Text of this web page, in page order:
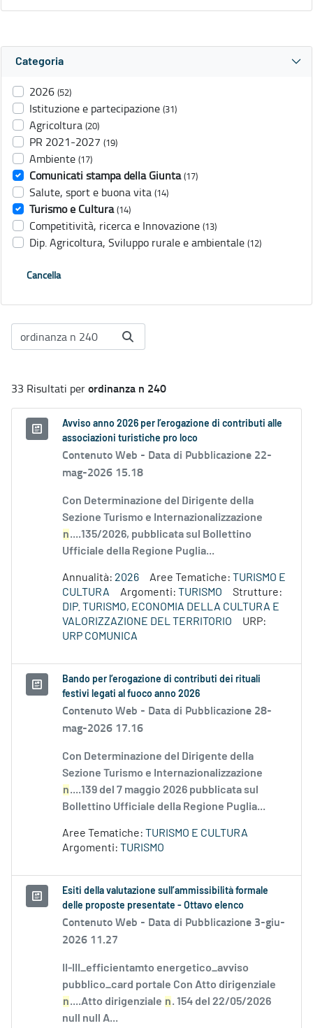
Categoria
2026 (52)
Istituzione e partecipazione (31)
Agricoltura (20)
PR 2021-2027 (19)
Ambiente (17)
Comunicati stampa della Giunta (17)
Salute, sport e buona vita (14)
Turismo e Cultura (14)
Competitività, ricerca e Innovazione (13)
Dip. Agricoltura, Sviluppo rurale e ambientale (12)
Cancella
33 Risultati perordinanza n 240
Avviso anno 2026 per l’erogazione di contributi alle
associazioni turistiche pro loco
Contenuto Web - Data di Pubblicazione 22-
mag-2026 15.18
Con Determinazione del Dirigente della
Sezione Turismo e Internazionalizzazione
n....135/2026, pubblicata sul Bollettino
Ufficiale della Regione Puglia...
Annualità: 2026 Aree Tematiche: TURISMO E
CULTURA
Argomenti: TURISMO
Strutture:
DIP. TURISMO, ECONOMIA DELLA CULTURA E
VALORIZZAZIONE DEL TERRITORIO
URP:
URP COMUNICA
Bando per l’erogazione di contributi dei rituali
festivi legati al fuoco anno 2026
Contenuto Web - Data di Pubblicazione 28-
mag-2026 17.16
Con Determinazione del Dirigente della
Sezione Turismo e Internazionalizzazione
n....139 del 7 maggio 2026 pubblicata sul
Bollettino Ufficiale della Regione Puglia...
Aree Tematiche: TURISMO E CULTURA
Argomenti: TURISMO
Esiti della valutazione sull’ammissibilità formale
delle proposte presentate - Ottavo elenco
Contenuto Web - Data di Pubblicazione 3-giu-
2026 11.27
II-III_efficientamto energetico_avviso
pubblico_card portale Con Atto dirigenziale
n....Atto dirigenziale n. 154 del 22/05/2026
null null A...